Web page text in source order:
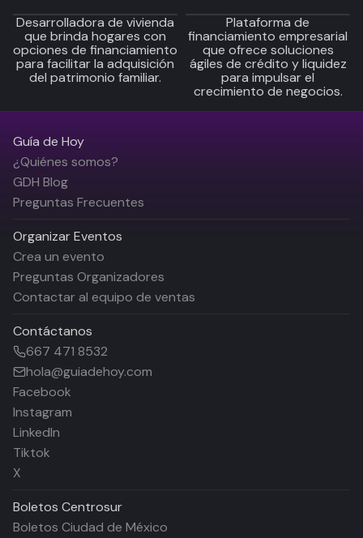
Desarrolladora de vivienda
que brinda hogares con
opciones de financiamiento
para facilitar la adquisición
del patrimonio familiar.
Plataforma de
financiamiento empresarial
que ofrece soluciones
ágiles de crédito y liquidez
para impulsar el
crecimiento de negocios.
Guía de Hoy
¿Quiénes somos?
GDH Blog
Preguntas Frecuentes
Organizar Eventos
Crea un evento
Preguntas Organizadores
Contactar al equipo de ventas
Contáctanos
667 471 8532
hola@guiadehoy.com
Facebook
Instagram
LinkedIn
Tiktok
X
Boletos Centrosur
Boletos Ciudad de México